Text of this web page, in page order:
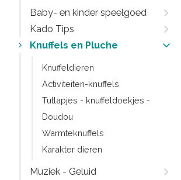
Baby- en kinder speelgoed
Kado Tips
Knuffels en Pluche
Knuffeldieren
Activiteiten-knuffels
Tutlapjes - knuffeldoekjes -
Doudou
Warmteknuffels
Karakter dieren
Muziek - Geluid